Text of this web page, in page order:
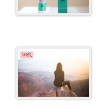
50代